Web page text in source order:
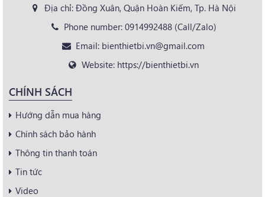
Địa chỉ: Đồng Xuân, Quận Hoàn Kiếm, Tp. Hà Nội
Phone number: 0914992488 (Call/Zalo)
Email: bienthietbi.vn@gmail.com
Website: https://bienthietbi.vn
CHÍNH SÁCH
Hướng dẫn mua hàng
Chính sách bảo hành
Thông tin thanh toán
Tin tức
Video